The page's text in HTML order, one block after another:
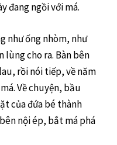
đang ngồi với má.
như ống nhòm, như
lùng cho ra. Bàn bên
rồi nói tiếp, về năm
Về chuyện, bầu
của đứa bé thành
nội ép, bắt má phá